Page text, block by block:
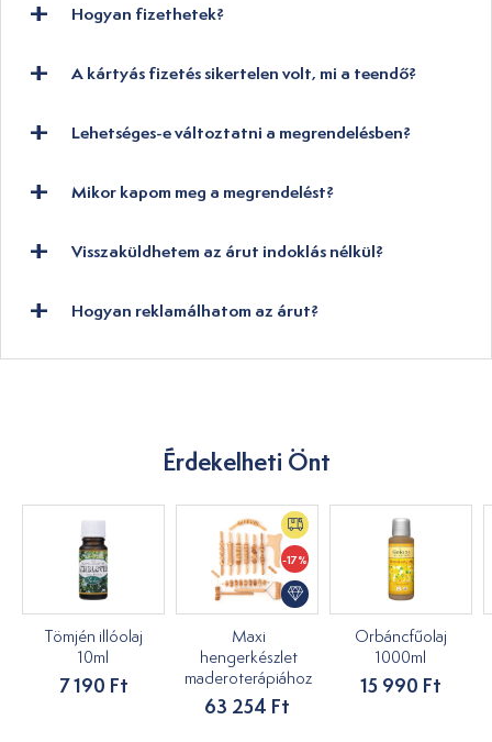
Hogyan fizethetek?
A kártyás fizetés sikertelen volt, mi a teendő?
Lehetséges-e változtatni a megrendelésben?
Mikor kapom meg a megrendelést?
Visszaküldhetem az árut indoklás nélkül?
Hogyan reklamálhatom az árut?
Érdekelheti Önt
Tömjén illóolaj
10ml
7 190 Ft
-17%
Maxi
hengerkészlet
maderoterápiához
63 254 Ft
Orbáncfűolaj
1000ml
15 990 Ft